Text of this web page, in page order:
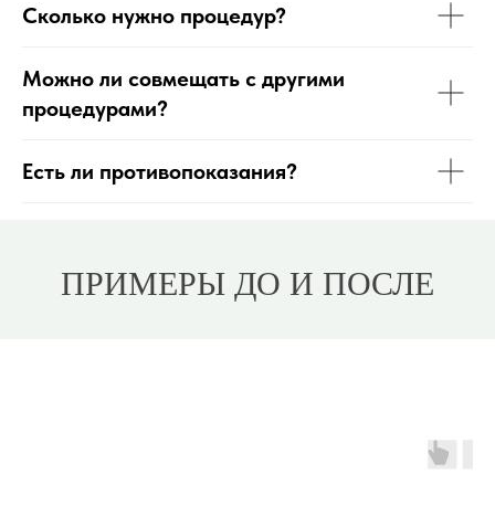
Сколько нужно процедур?
Можно ли совмещать с другими
процедурами?
Есть ли противопоказания?
ПРИМЕРЫ ДО И ПОСЛЕ